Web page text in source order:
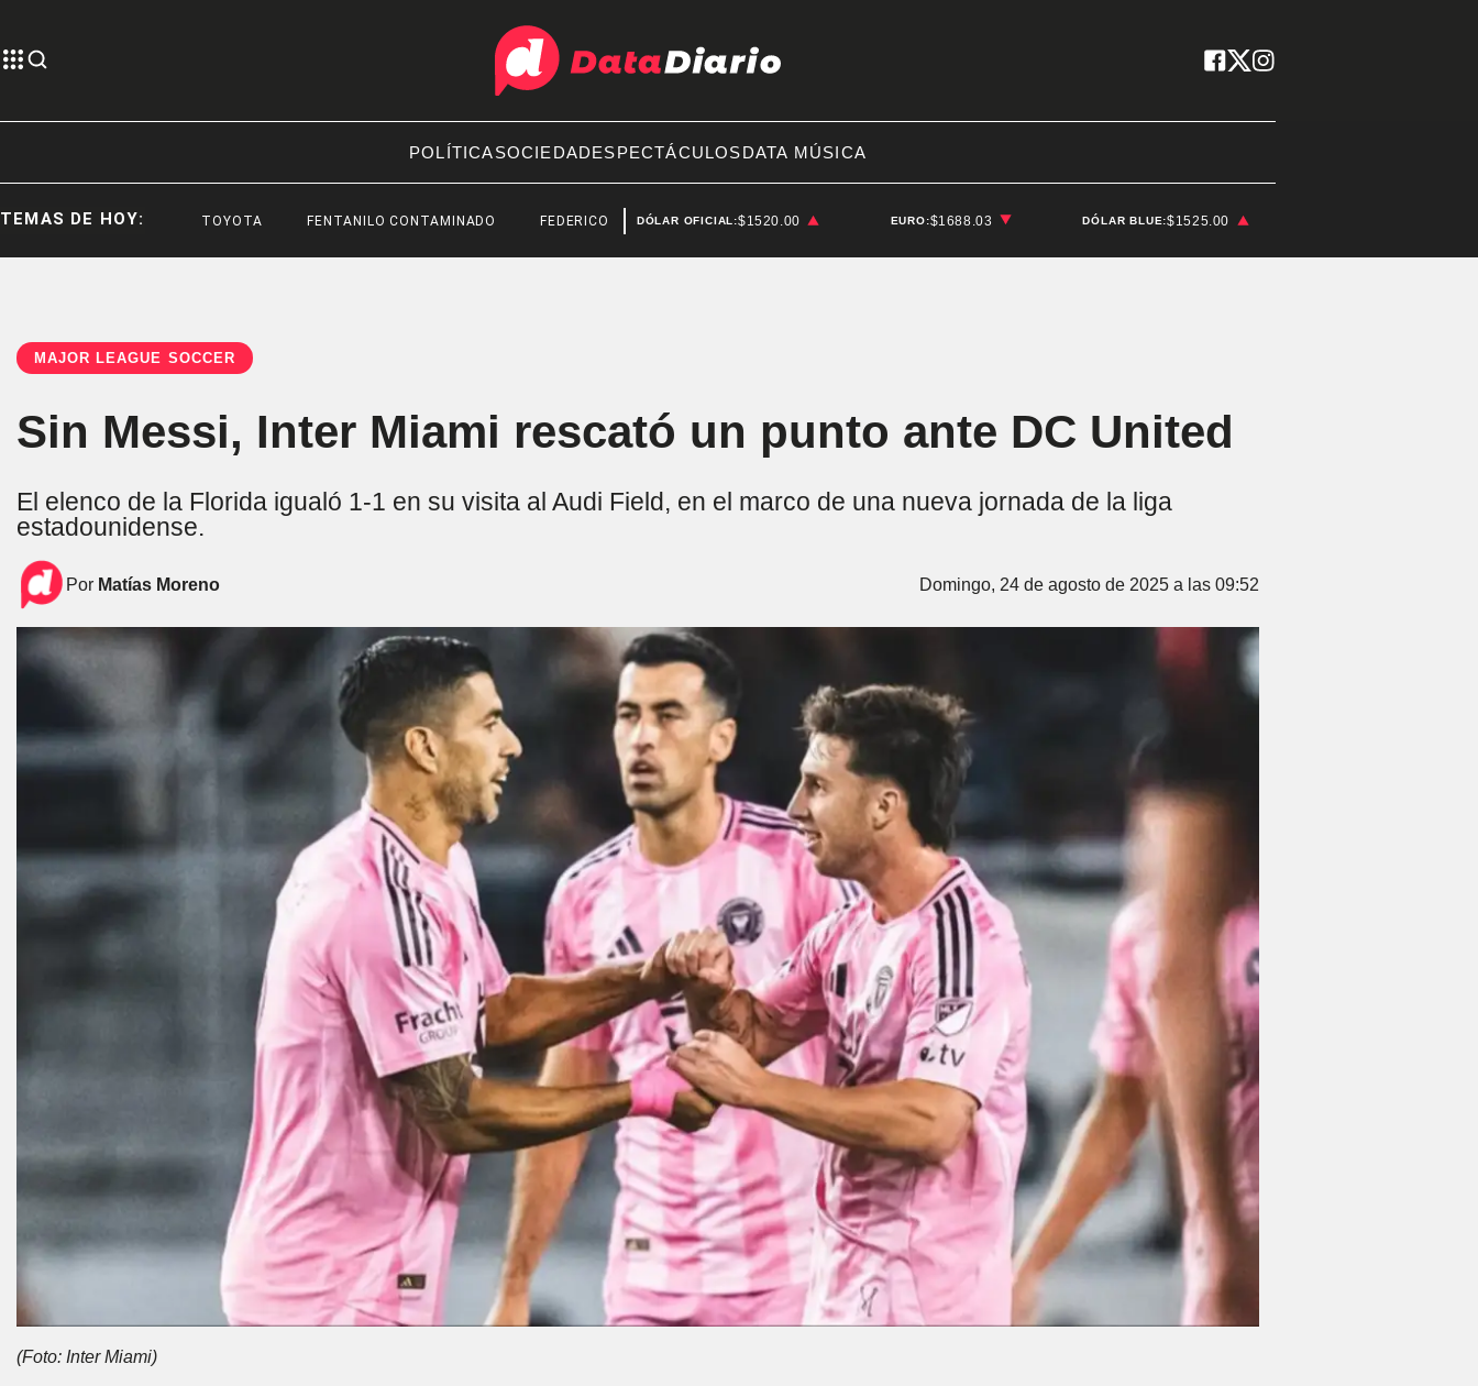
POLÍTICASOCIEDADESPECTÁCULOSDATA MÚSICA
TEMAS DE HOY:TOYOTA FENTANILO CONTAMINADO FEDERICO STURZENEGGERDÓLAR OFICIAL:$1520.00 EURO:$1688.03 DÓLAR BLUE:$1525.00
MAJOR LEAGUE SOCCER
Sin Messi, Inter Miami rescató un punto ante DC United
El elenco de la Florida igualó 1-1 en su visita al Audi Field, en el marco de una nueva jornada de la liga
estadounidense.
Por Matías Moreno Domingo, 24 de agosto de 2025 a las 09:52
(Foto: Inter Miami)